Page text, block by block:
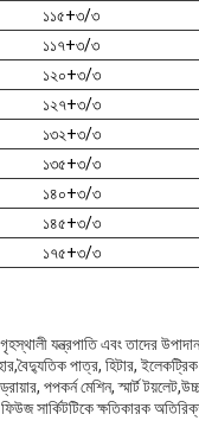
১১৫+৩/৩
১১৭+৩/৩
১২০+৩/৩
১২৭+৩/৩
১৩২+৩/৩
১৩৫+৩/৩
১৪০+৩/৩
১৪৫+৩/৩
১৭৫+৩/৩
গৃহস্থালী যন্ত্রপাতি এবং তাদের
পাত্র, হিটার,
পপকর্ন মেশিন, স্মার্ট
সার্কিটটিকে ক্ষতিকারক